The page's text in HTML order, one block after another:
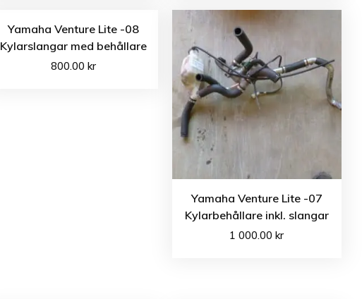
Yamaha Venture Lite -08
Kylarslangar med behållare
800.00 kr
Yamaha Venture Lite -07
Kylarbehållare inkl. slangar
1 000.00kr